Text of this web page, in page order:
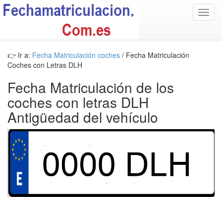
👉 Ir a: Fecha Matriculación coches / Fecha Matriculación
Coches con Letras DLH
Fecha Matriculación de los
coches con letras DLH
Antigüedad del vehículo